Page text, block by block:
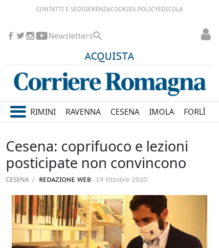
CONTATTI E SEDIGERENZACOOKIES POLICYEDICOLA
ACQUISTA
Newsletters
RIMINI RAVENNA CESENA IMOLA FORLÌ
Cesena: coprifuoco e lezioni
posticipate non convincono
CESENA REDAZIONE WEB 19 Ottobre 2020